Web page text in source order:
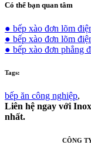
Có thể bạn quan tâm
● bếp xào đơn lõm
● bếp xào đơn lõm
● bếp xào đơn phẳng
Tags:
bếp ăn công nghiệp,
Liên hệ ngay với
nhất.
CÔNG